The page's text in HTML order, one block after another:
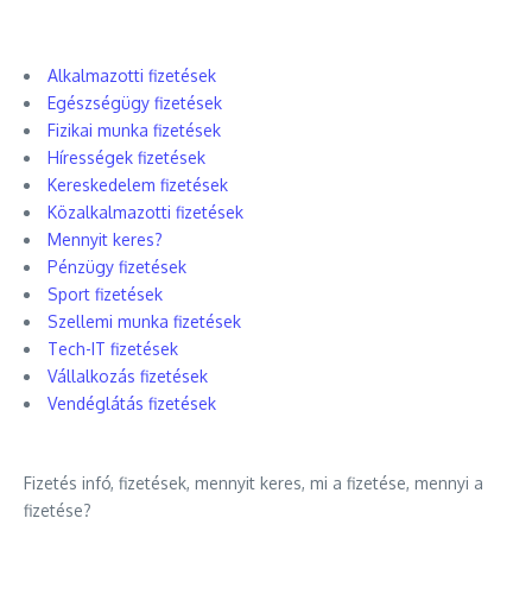
Alkalmazotti fizetések
Egészségügy fizetések
Fizikai munka fizetések
Hírességek fizetések
Kereskedelem fizetések
Közalkalmazotti fizetések
Mennyit keres?
Pénzügy fizetések
Sport fizetések
Szellemi munka fizetések
Tech-IT fizetések
Vállalkozás fizetések
Vendéglátás fizetések
Fizetés infó, fizetések, mennyit keres, mi a fizetése, mennyi a
fizetése?